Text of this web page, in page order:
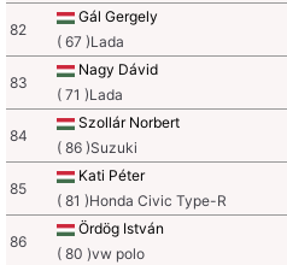
82
Gál Gergely
( 67 )Lada
83
Nagy Dávid
( 71 )Lada
84
Szollár Norbert
( 86 )Suzuki
85
Kati Péter
( 81 )Honda Civic Type-R
86
Ördög István
( 80 )vw polo